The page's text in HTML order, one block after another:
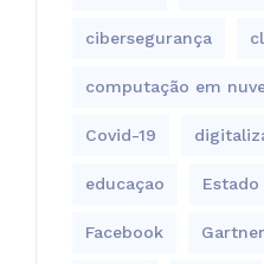
cibersegurança
computação em
Covid-19
educaçao Estado
Facebook Gartner